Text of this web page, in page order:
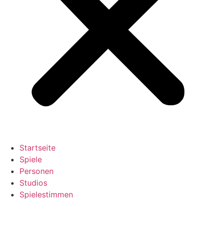
Startseite
Spiele
Personen
Studios
Spielestimmen